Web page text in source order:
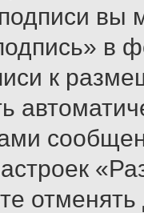
вы
в
к